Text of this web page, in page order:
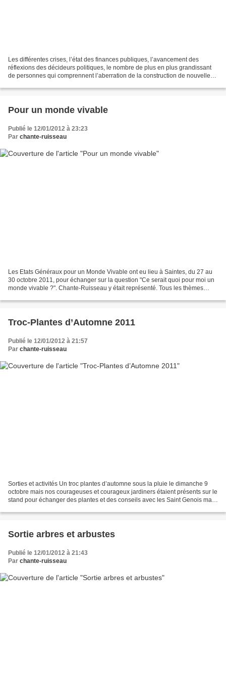
Les différentes crises, l’état des finances publiques, l’avancement des
réflexions des décideurs politiques, le nombre de plus en plus grandissant
de personnes qui comprennent l’aberration de la construction de nouvelles
Pour un monde vivable
Publié le 12/01/2012 à 23:23
Par chante-ruisseau
Les Etats Généraux pour un Monde Vivable ont eu lieu à Saintes, du 27 au
30 octobre 2011, pour échanger sur la question "Ce serait quoi pour moi un
monde vivable ?". Chante-Ruisseau y était représenté. Tous les thèmes
Troc-Plantes d’Automne 2011
Publié le 12/01/2012 à 21:57
Par chante-ruisseau
Sorties et activités Un troc plantes d’automne sous la pluie le dimanche 9
octobre mais nos courageuses et courageux jardiners étaient présents sur le
stand pour échanger des plantes et des conseils avec les Saint Genois mais
Sortie arbres et arbustes
Publié le 12/01/2012 à 21:43
Par chante-ruisseau